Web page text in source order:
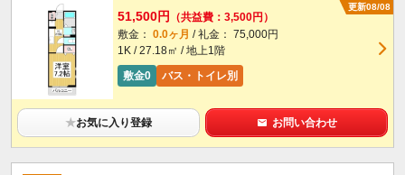
更新08/08
51,500円
（共益費：3,500円）
敷金： 0.0ヶ月 / 礼金： 75,000円
1K / 27.18㎡ / 地上1階
敷金0
バス・トイレ別
★お気に入り登録 お問い合わせ